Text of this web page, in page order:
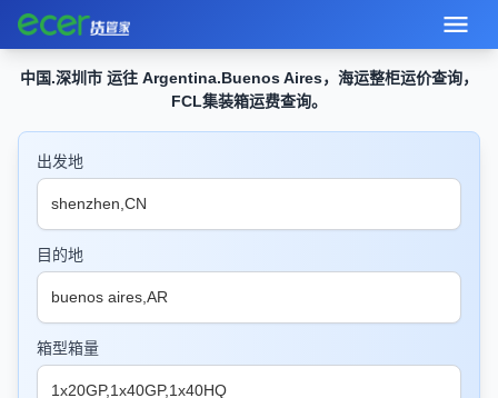
中国.深圳市 运往 Argentina.Buenos Aires，海运整柜运价查询，
FCL集装箱运费查询。
出发地
目的地
箱型箱量